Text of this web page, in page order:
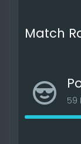
Match
59